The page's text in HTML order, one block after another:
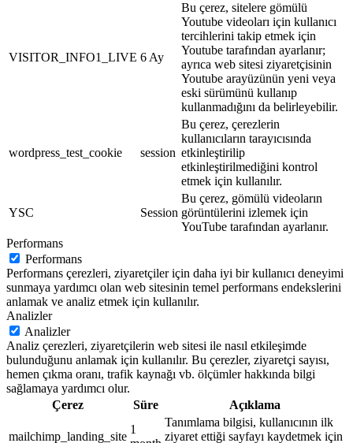
VISITOR_INFO1_LIVE 6 Ay
Bu çerez, sitelere gömülü
Youtube videoları için kullanıcı
tercihlerini takip etmek için
Youtube tarafından ayarlanır;
ayrıca web sitesi ziyaretçisinin
Youtube arayüzünün yeni veya
eski sürümünü kullanıp
kullanmadığını da belirleyebilir.
wordpress_test_cookie session
Bu çerez, çerezlerin
kullanıcıların tarayıcısında
etkinleştirilip
etkinleştirilmediğini kontrol
etmek için kullanılır.
YSC Session
Bu çerez, gömülü videoların
görüntülerini izlemek için
YouTube tarafından ayarlanır.
Performans
Performans
Performans çerezleri, ziyaretçiler için daha iyi bir kullanıcı deneyimi
sunmaya yardımcı olan web sitesinin temel performans endekslerini
anlamak ve analiz etmek için kullanılır.
Analizler
Analizler
Analiz çerezleri, ziyaretçilerin web sitesi ile nasıl etkileşimde
bulunduğunu anlamak için kullanılır. Bu çerezler, ziyaretçi sayısı,
hemen çıkma oranı, trafik kaynağı vb. ölçümler hakkında bilgi
sağlamaya yardımcı olur.
Çerez
Süre Açıklama
mailchimp_landing_site
1
Tanımlama bilgisi, kullanıcının ilk
ziyaret ettiği sayfayı kaydetmek için